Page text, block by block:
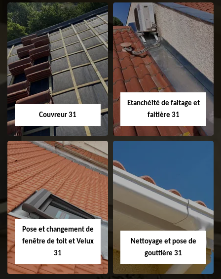
Couvreur 31
Couvreur 31
Etanchéité de faitage et
faitière 31
Etanchéité de
faitage et faitière
31
Pose et changement de
fenêtre de toit et Velux
31
Nettoyage et pose de
gouttière 31